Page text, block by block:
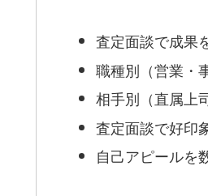
査定面談で成果
職種別（営業・
相手別（直属上
査定面談で好印
自己アピールを